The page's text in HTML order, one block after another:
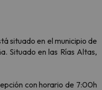
situado en el municipio de
Situado en las Rías Altas,
con horario de 7:00h